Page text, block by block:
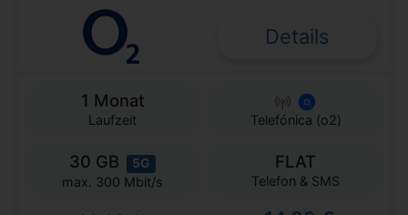
Details
1 Monat
Laufzeit Telefónica (o2)
30 GB 5G
max. 300 Mbit/s
FLAT
Telefon & SMS